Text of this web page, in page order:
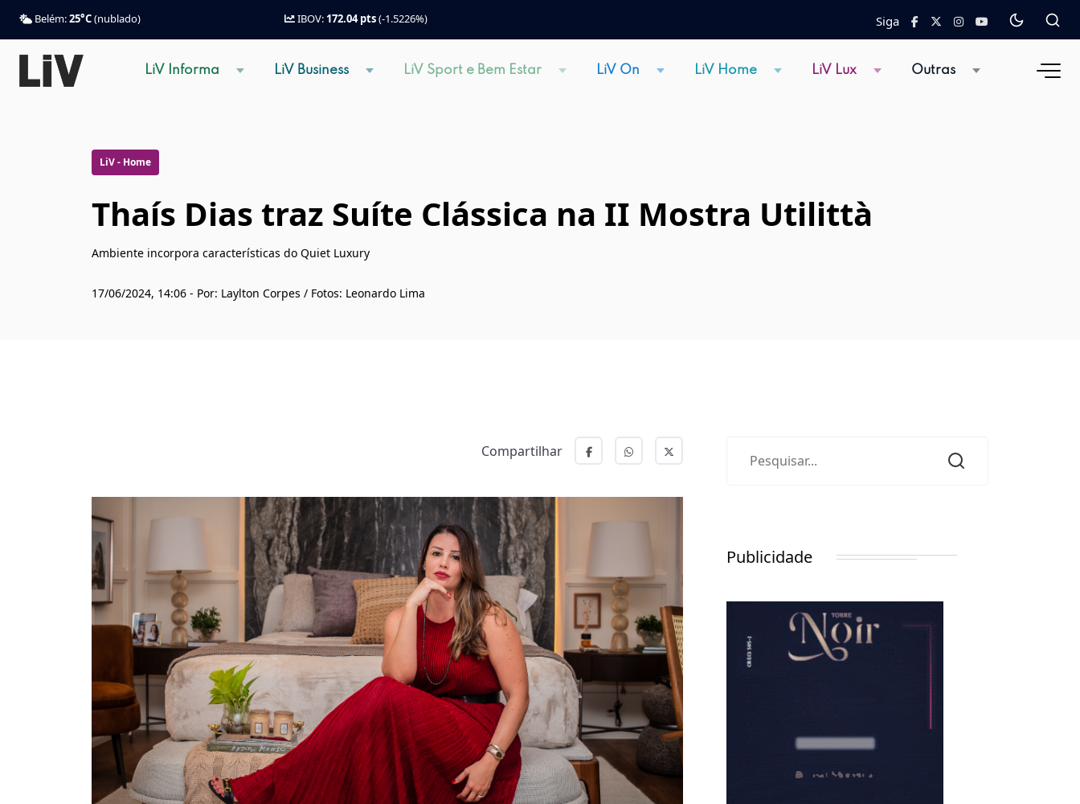
Belém:25°C(nublado) IBOV: 172.04 pts(-1.5226%) Siga
LiV Informa LiV Business LiV Sport e Bem Estar LiV On LiV Home LiV Lux Outras
LiV - Home
Thaís Dias traz Suíte Clássica na II Mostra Utilittà
Ambiente incorpora características do Quiet Luxury
17/06/2024, 14:06 - Por: Laylton Corpes / Fotos: Leonardo Lima
Compartilhar
Publicidade